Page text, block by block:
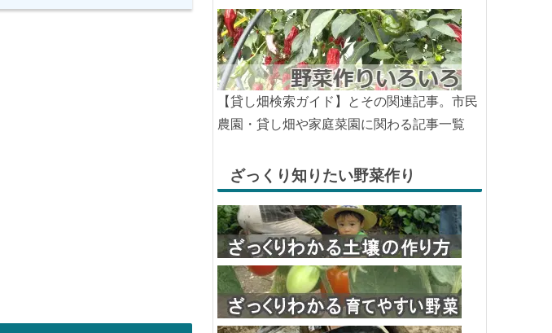
【貸し畑検索ガイド】とその関連記事。市民
農園・貸し畑や家庭菜園に関わる記事一覧
ざっくり知りたい野菜作り